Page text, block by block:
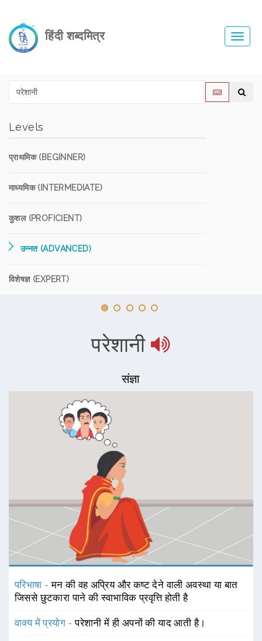
हिंदी शब्दमित्र
Levels
प्राथमिक (BEGINNER)
माध्यमिक (INTERMEDIATE)
कुशल (PROFICIENT)
उन्नत (ADVANCED)
विशेषज्ञ (EXPERT)
परेशानी
संज्ञा
परिभाषा -मन की वह अप्रिय और कष्ट देने वाली अवस्था या बात
जिससे छुटकारा पाने की स्वाभाविक प्रवृत्ति होती है
वाक्य में प्रयोग -परेशानी में ही अपनों की याद आती है।